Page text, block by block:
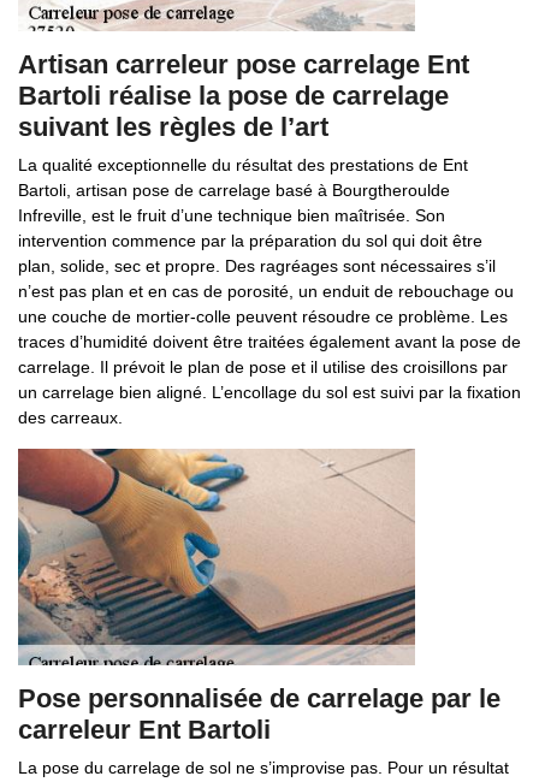
Artisan carreleur pose carrelage Ent
Bartoli réalise la pose de carrelage
suivant les règles de l’art
La qualité exceptionnelle du résultat des prestations de Ent
Bartoli, artisan pose de carrelage basé à Bourgtheroulde
Infreville, est le fruit d’une technique bien maîtrisée. Son
intervention commence par la préparation du sol qui doit être
plan, solide, sec et propre. Des ragréages sont nécessaires s’il
n’est pas plan et en cas de porosité, un enduit de rebouchage ou
une couche de mortier-colle peuvent résoudre ce problème. Les
traces d’humidité doivent être traitées également avant la pose de
carrelage. Il prévoit le plan de pose et il utilise des croisillons par
un carrelage bien aligné. L’encollage du sol est suivi par la fixation
des carreaux.
Pose personnalisée de carrelage par le
carreleur Ent Bartoli
La pose du carrelage de sol ne s’improvise pas. Pour un résultat